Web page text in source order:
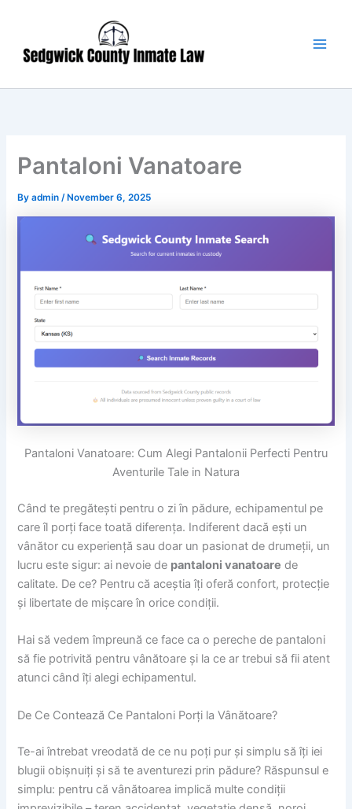
content
Pantaloni Vanatoare
Byadmin/ November 6, 2025
Pantaloni Vanatoare: Cum Alegi Pantalonii Perfecti Pentru
Aventurile Tale in Natura
Când te pregătești pentru o zi în pădure, echipamentul pe
care îl porți face toată diferența. Indiferent dacă ești un
vânător cu experiență sau doar un pasionat de drumeții, un
lucru este sigur: ai nevoie de pantaloni vanatoare de
calitate. De ce? Pentru că aceștia îți oferă confort, protecție
și libertate de mișcare în orice condiții.
Hai să vedem împreună ce face ca o pereche de pantaloni
să fie potrivită pentru vânătoare și la ce ar trebui să fii atent
atunci când îți alegi echipamentul.
De Ce Contează Ce Pantaloni Porți la Vânătoare?
Te-ai întrebat vreodată de ce nu poți pur și simplu să îți iei
blugii obișnuiți și să te aventurezi prin pădure? Răspunsul e
simplu: pentru că vânătoarea implică multe condiții